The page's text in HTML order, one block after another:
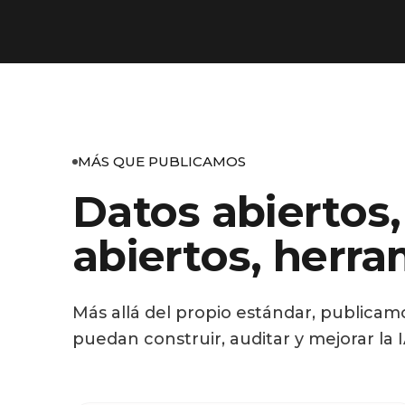
MÁS QUE PUBLICAMOS
Datos
abiertos,
Más allá del propio estándar,
puedan construir, auditar y mejorar la